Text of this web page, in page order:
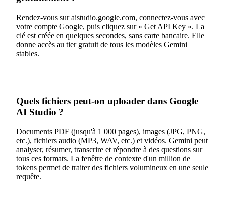
Rendez-vous sur aistudio.google.com, connectez-vous avec
votre compte Google, puis cliquez sur « Get API Key ». La
clé est créée en quelques secondes, sans carte bancaire. Elle
donne accès au tier gratuit de tous les modèles Gemini
stables.
Quels fichiers peut-on uploader dans Google
AI Studio ?
Documents PDF (jusqu'à 1 000 pages), images (JPG, PNG,
etc.), fichiers audio (MP3, WAV, etc.) et vidéos. Gemini peut
analyser, résumer, transcrire et répondre à des questions sur
tous ces formats. La fenêtre de contexte d'un million de
tokens permet de traiter des fichiers volumineux en une seule
requête.